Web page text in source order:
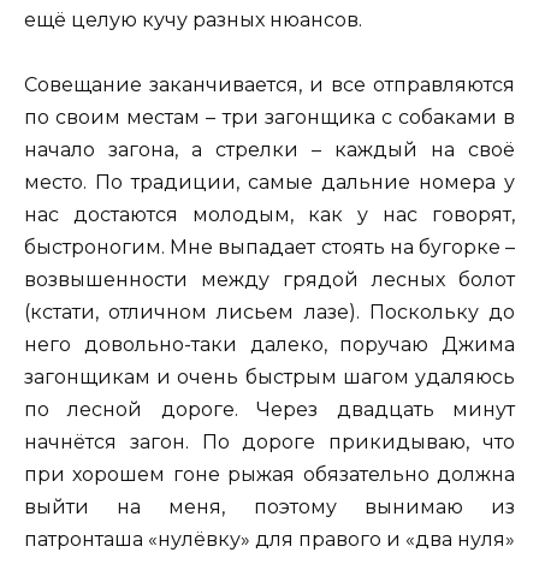
ещё целую кучу разных нюансов.
Совещание заканчивается, и все отправляются
по своим местам – три загонщика с собаками в
начало загона, а стрелки – каждый на своё
место. По традиции, самые дальние номера у
нас достаются молодым, как у нас говорят,
быстроногим. Мне выпадает стоять на бугорке –
возвышенности между грядой лесных болот
(кстати, отличном лисьем лазе). Поскольку до
него довольно-таки далеко, поручаю Джима
загонщикам и очень быстрым шагом удаляюсь
по лесной дороге. Через двадцать минут
начнётся загон. По дороге прикидываю, что
при хорошем гоне рыжая обязательно должна
выйти на меня, поэтому вынимаю из
патронташа «нулёвку» для правого и «два нуля»